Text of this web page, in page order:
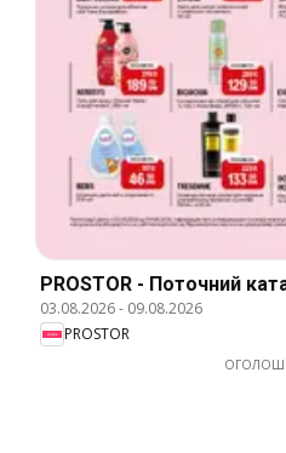
PROSTOR - Поточний
03.08.2026- 09.08.2026
PROSTOR